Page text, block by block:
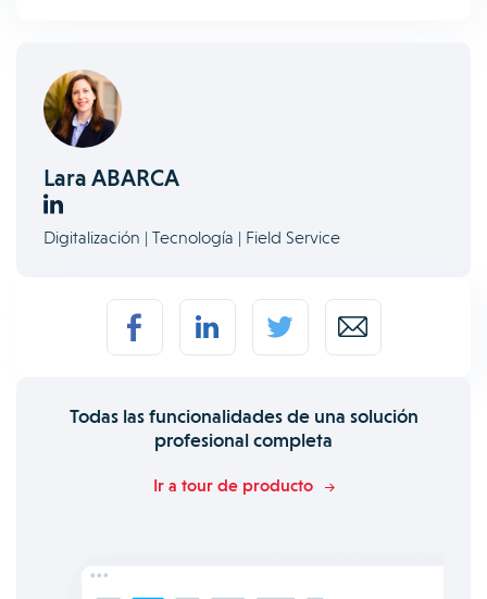
Lara ABARCA
Digitalización | Tecnología | Field Service
Todas las funcionalidades de una solución
profesional completa
Ir a tour de producto